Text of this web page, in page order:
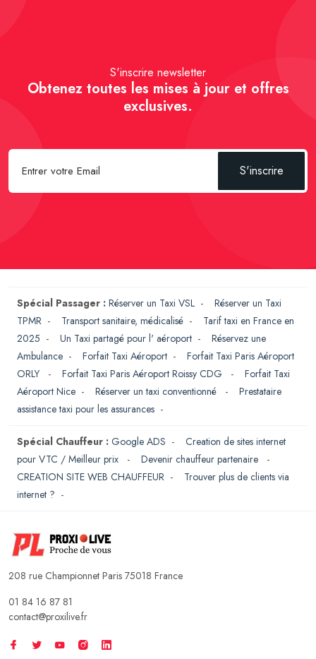
S'inscrire newsletter
Obtenez toutes les mises à jour et offres
exclusives.
S'inscrire
Spécial Passager : Réserver un Taxi VSL - Réserver un Taxi
TPMR - Transport sanitaire, médicalisé - Tarif taxi en France en
2025 - Un Taxi partagé pour l' aéroport - Réservez une
Ambulance - Forfait Taxi Aéroport - Forfait Taxi Paris Aéroport
ORLY
- Forfait Taxi Paris Aéroport Roissy CDG - Forfait Taxi
Aéroport Nice - Réserver un taxi conventionné - Prestataire
assistance taxi pour les assurances -
Spécial Chauffeur : Google ADS - Creation de sites internet
pour VTC / Meilleur prix
- Devenir chauffeur partenaire
-
CREATION SITE WEB CHAUFFEUR - Trouver plus de clients via
internet ? -
208 rue Championnet Paris 75018 France
01 84 16 87 81
contact@proxilive.fr